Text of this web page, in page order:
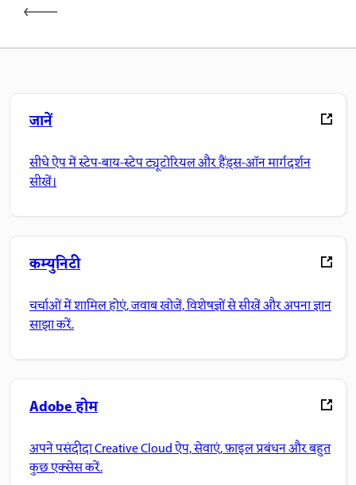
जानें
सीधे ऐप में स्टेप-बाय-स्टेप ट्यूटोरियल और हैंड्स-ऑन मार्गदर्शन
सीखें।
कम्युनिटी
चर्चाओं में शामिल होएं, जवाब खोजें, विशेषज्ञों से सीखें और अपना ज्ञान
साझा करें.
Adobe होम
अपने पसंदीदा Creative Cloud ऐप, सेवाएं, फ़ाइल प्रबंधन और बहुत
कुछ एक्सेस करें.